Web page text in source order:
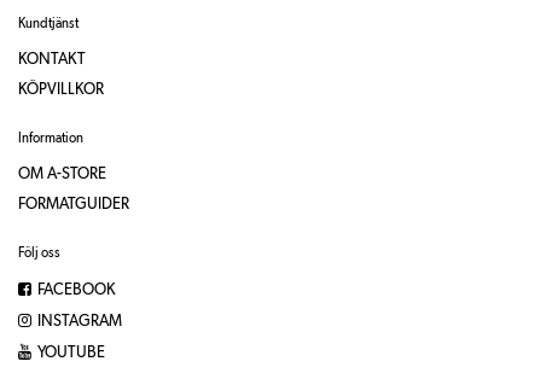
Kundtjänst
KONTAKT
KÖPVILLKOR
Information
OM A-STORE
FORMATGUIDER
Följ oss
FACEBOOK
INSTAGRAM
YOUTUBE